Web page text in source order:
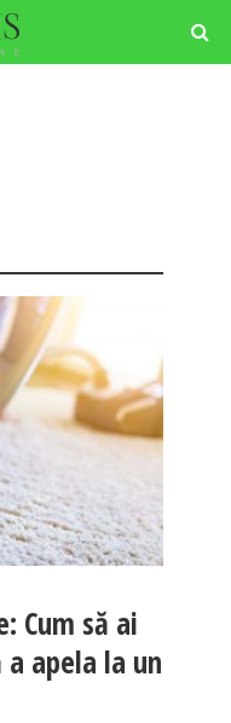
Cum să ai
apela la un